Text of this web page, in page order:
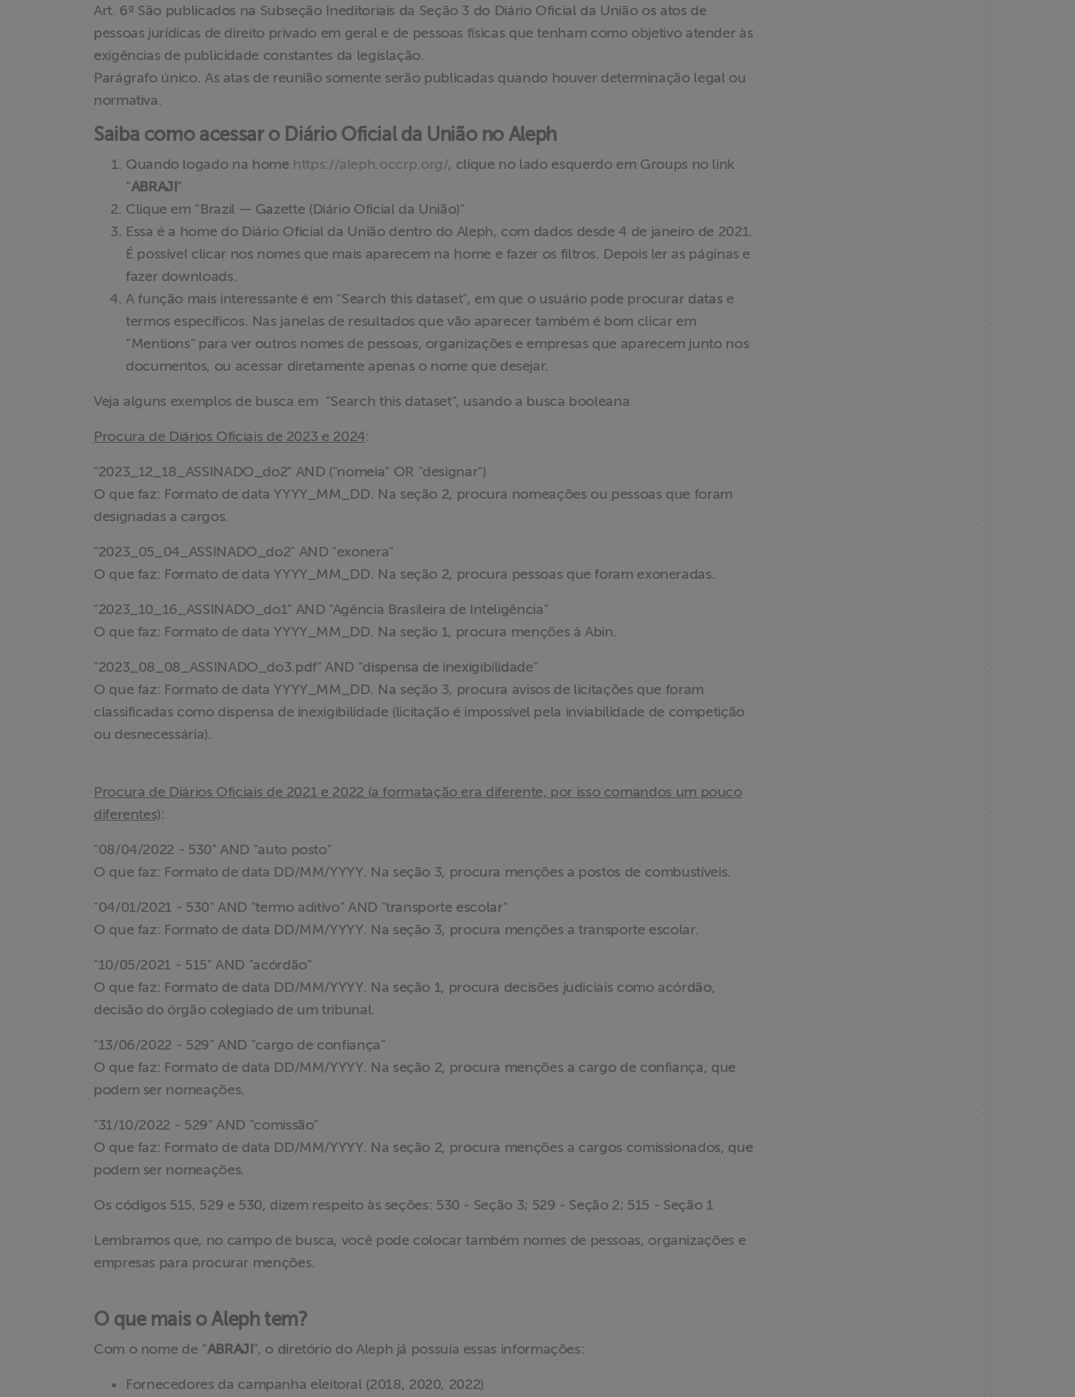
>> Conteúdo
exclusivo para
Art. 6º São publicados na Subseção Ineditoriais da Seção 3 do Diário Oficial da União os atos de
pessoas jurídicas de direito privado em geral e de pessoas físicas que tenham como objetivo atender às
exigências de publicidade constantes da legislação.
Parágrafo único. As atas de reunião somente serão publicadas quando houver determinação legal ou
normativa.
Saiba como acessar o Diário Oficial da União no Aleph
Quando logado na home https://aleph.occrp.org/, clique no lado esquerdo em Groups no link
“ABRAJI ”
Clique em “Brazil — Gazette (Diário Oficial da União)”
Essa é a home do Diário Oficial da União dentro do Aleph, com dados desde 4 de janeiro de 2021.
É possível clicar nos nomes que mais aparecem na home e fazer os filtros. Depois ler as páginas e
fazer downloads.
A função mais interessante é em “Search this dataset”, em que o usuário pode procurar datas e
termos específicos. Nas janelas de resultados que vão aparecer também é bom clicar em
“Mentions” para ver outros nomes de pessoas, organizações e empresas que aparecem junto nos
documentos, ou acessar diretamente apenas o nome que desejar.
Veja alguns exemplos de busca em “Search this dataset”, usando a busca booleana
Procura de Diários Oficiais de 2023 e 2024:
"2023_12_18_ASSINADO_do2" AND ("nomeia" OR "designar")
O que faz: Formato de data YYYY_MM_DD. Na seção 2, procura nomeações ou pessoas que foram
designadas a cargos.
"2023_05_04_ASSINADO_do2" AND "exonera"
O que faz: Formato de data YYYY_MM_DD. Na seção 2, procura pessoas que foram exoneradas.
"2023_10_16_ASSINADO_do1" AND "Agência Brasileira de Inteligência"
O que faz: Formato de data YYYY_MM_DD. Na seção 1, procura menções à Abin.
"2023_08_08_ASSINADO_do3.pdf" AND "dispensa de inexigibilidade"
O que faz: Formato de data YYYY_MM_DD. Na seção 3, procura avisos de licitações que foram
classificadas como dispensa de inexigibilidade (licitação é impossível pela inviabilidade de competição
ou desnecessária).
Procura de Diários Oficiais de 2021 e 2022 (a formatação era diferente, por isso comandos um pouco
diferentes):
"08/04/2022 - 530" AND "auto posto"
O que faz: Formato de data DD/MM/YYYY. Na seção 3, procura menções a postos de combustíveis.
"04/01/2021 - 530" AND "termo aditivo" AND "transporte escolar"
O que faz: Formato de data DD/MM/YYYY. Na seção 3, procura menções a transporte escolar.
"10/05/2021 - 515" AND "acórdão"
O que faz: Formato de data DD/MM/YYYY. Na seção 1, procura decisões judiciais como acórdão,
decisão do órgão colegiado de um tribunal.
"13/06/2022 - 529" AND "cargo de confiança"
O que faz: Formato de data DD/MM/YYYY. Na seção 2, procura menções a cargo de confiança, que
podem ser nomeações.
"31/10/2022 - 529" AND "comissão"
O que faz: Formato de data DD/MM/YYYY. Na seção 2, procura menções a cargos comissionados, que
podem ser nomeações.
Os códigos 515, 529 e 530, dizem respeito às seções: 530 - Seção 3; 529 - Seção 2; 515 - Seção 1
Lembramos que, no campo de busca, você pode colocar também nomes de pessoas, organizações e
empresas para procurar menções.
O que mais o Aleph tem?
Com o nome de “ABRAJI ”, o diretório do Aleph já possuía essas informações:
Fornecedores da campanha eleitoral (2018, 2020, 2022)